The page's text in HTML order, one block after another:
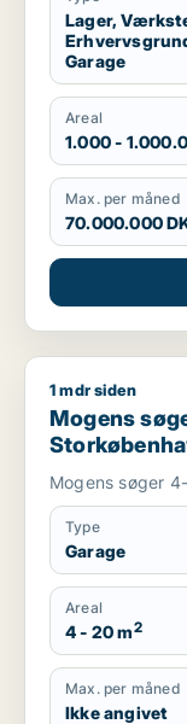
Lager,
Garage
Areal
1.000 -
Max. per måned
70.000.000
Mogens søger
1 mdr siden
Mogens
Mogens søger
Type
Garage
Areal
4 - 20 m2
Max. per måned
Ikke angivet